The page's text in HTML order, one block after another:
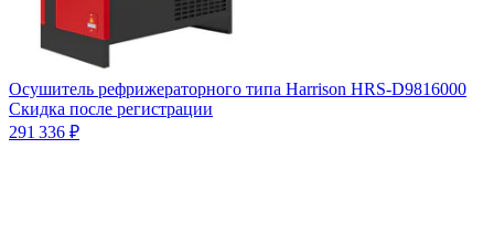
Осушитель рефрижераторного типа Harrison HRS-D9816000
Скидка после регистрации
291 336 ₽